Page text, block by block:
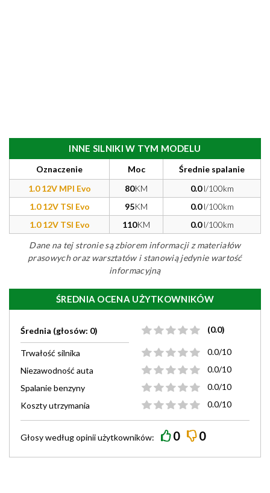
INNE SILNIKI W TYM MODELU
Oznaczenie Moc
Średnie spalanie
1.0 12V MPI Evo
80KM 0.0l/100km
1.0 12V TSI Evo
95KM 0.0l/100km
1.0 12V TSI Evo
110KM 0.0l/100km
Dane na tej stronie są zbiorem informacji z materiałów
prasowych oraz warsztatów i stanowią jedynie wartość
informacyjną
ŚREDNIA OCENA UŻYTKOWNIKÓW
Średnia (głosów: 0) (0.0)
Trwałość silnika
0.0/10
Niezawodność auta
0.0/10
Spalanie benzyny
0.0/10
Koszty utrzymania
0.0/10
Głosy wedługopiniiużytkowników: 0 0